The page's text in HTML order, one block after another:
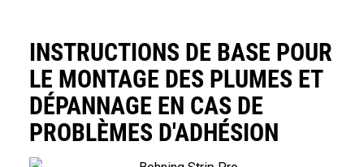
INSTRUCTIONS DE BASE POUR
LE MONTAGE DES PLUMES ET
DÉPANNAGE EN CAS DE
PROBLÈMES D'ADHÉSION